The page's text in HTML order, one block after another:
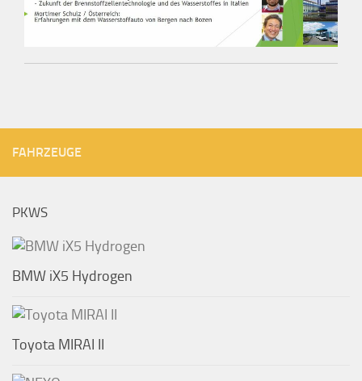
FAHRZEUGE
PKWS
BMW iX5 Hydrogen
Toyota MIRAI II